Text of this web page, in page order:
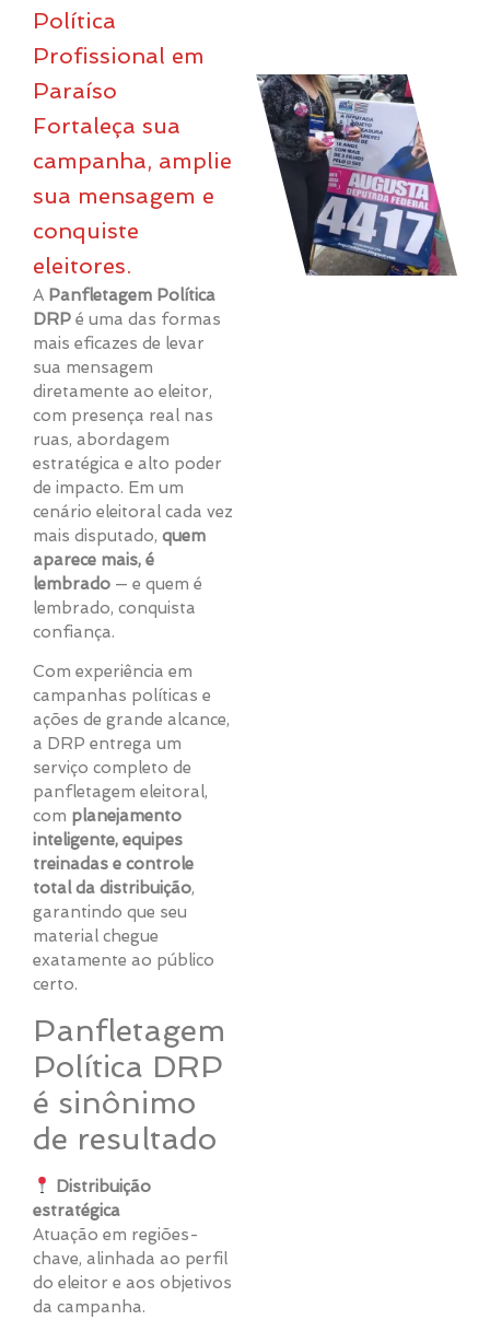
Política
Profissional em
Paraíso
Fortaleça sua
campanha, amplie
sua mensagem e
conquiste
eleitores.
A Panfletagem Política
DRP é uma das formas
mais eficazes de levar
sua mensagem
diretamente ao eleitor,
com presença real nas
ruas, abordagem
estratégica e alto poder
de impacto. Em um
cenário eleitoral cada vez
mais disputado, quem
aparece mais, é
lembrado — e quem é
lembrado, conquista
confiança.
Com experiência em
campanhas políticas e
ações de grande alcance,
a DRP entrega um
serviço completo de
panfletagem eleitoral,
com planejamento
inteligente, equipes
treinadas e controle
total da distribuição,
garantindo que seu
material chegue
exatamente ao público
certo.
Panfletagem
Política DRP
é sinônimo
de resultado
Distribuição
estratégica
Atuação em regiões-
chave, alinhada ao perfil
do eleitor e aos objetivos
da campanha.